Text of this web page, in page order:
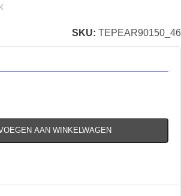
SKU: TEPEAR90150_46
AAN WINKELWAGEN